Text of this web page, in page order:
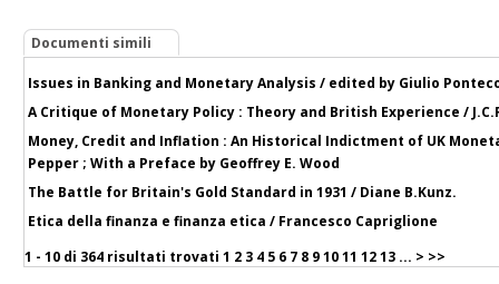
Documenti simili
Issues in Banking and Monetary Analysis / edited by Giulio
A Critique of Monetary Policy : Theory and British Experience /
Money, Credit and Inflation : An Historical Indictment of UK
Pepper ; With a Preface by Geoffrey E. Wood
The Battle for Britain's Gold Standard in 1931 / Diane B.Kunz.
Etica della finanza e finanza etica / Francesco Capriglione
1 - 10 di 364 risultati trovati 1 2 3 4 5 6 7 8 91011 1213 ... > >>